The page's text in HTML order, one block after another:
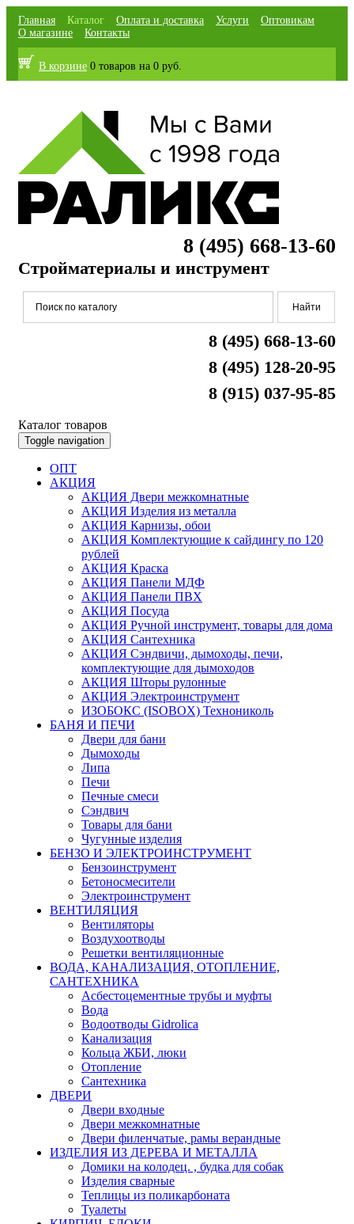
Главная Каталог Оплата и доставка Услуги
Оптовикам
О магазине
Контакты
В корзине 0 товаров на 0 руб.
8 (495) 668-13-60
Стройматериалы и инструмент
8 (495) 668-13-60
8 (495) 128-20-95
8 (915) 037-95-85
Каталог товаров
Toggle navigation
ОПТ
АКЦИЯ
АКЦИЯ Двери межкомнатные
АКЦИЯ Изделия из металла
АКЦИЯ Карнизы, обои
АКЦИЯ Комплектующие к сайдингу по 120
рублей
АКЦИЯ Краска
АКЦИЯ Панели МДФ
АКЦИЯ Панели ПВХ
АКЦИЯ Посуда
АКЦИЯ Ручной инструмент, товары для дома
АКЦИЯ Сантехника
АКЦИЯ Сэндвичи, дымоходы, печи,
комплектующие для дымоходов
АКЦИЯ Шторы рулонные
АКЦИЯ Электроинструмент
ИЗОБОКС (ISOBOX) Технониколь
БАНЯ И ПЕЧИ
Двери для бани
Дымоходы
Липа
Печи
Печные смеси
Сэндвич
Товары для бани
Чугунные изделия
БЕНЗО И ЭЛЕКТРОИНСТРУМЕНТ
Бензоинструмент
Бетоносмесители
Электроинструмент
ВЕНТИЛЯЦИЯ
Вентиляторы
Воздухоотводы
Решетки вентиляционные
ВОДА, КАНАЛИЗАЦИЯ, ОТОПЛЕНИЕ,
САНТЕХНИКА
Асбестоцементные трубы и муфты
Вода
Водоотводы Gidrolica
Канализация
Кольца ЖБИ, люки
Отопление
Сантехника
ДВЕРИ
Двери входные
Двери межкомнатные
Двери филенчатые, рамы верандные
ИЗДЕЛИЯ ИЗ ДЕРЕВА И МЕТАЛЛА
Домики на колодец. , будка для собак
Изделия сварные
Теплицы из поликарбоната
Туалеты